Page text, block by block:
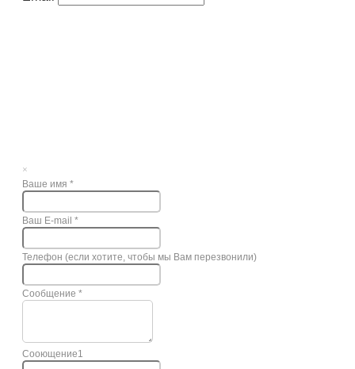
×
Ваше имя *
Ваш E-mail *
Телефон (если хотите, чтобы мы Вам перезвонили)
Сообщение *
Сооющение1